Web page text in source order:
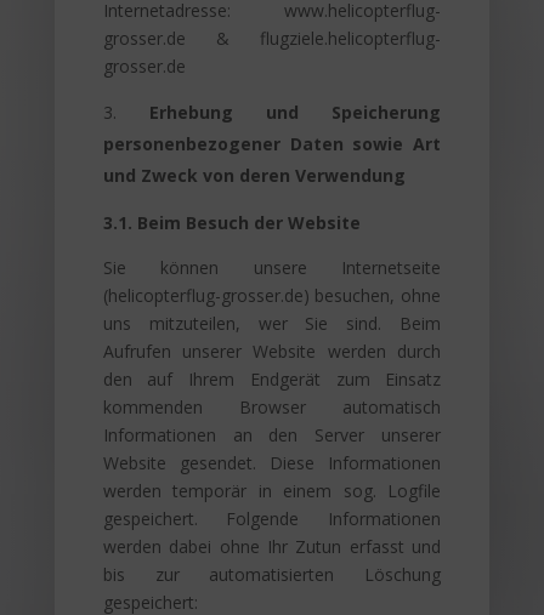
Internetadresse: www.helicopterflug-
grosser.de & flugziele.helicopterflug-
grosser.de
Erhebung und Speicherung
personenbezogener Daten sowie Art
und Zweck von deren Verwendung
3.1. Beim Besuch der Website
Sie können unsere Internetseite
(helicopterflug-grosser.de) besuchen, ohne
uns mitzuteilen, wer Sie sind. Beim
Aufrufen unserer Website werden durch
den auf Ihrem Endgerät zum Einsatz
kommenden Browser automatisch
Informationen an den Server unserer
Website gesendet. Diese Informationen
werden temporär in einem sog. Logfile
gespeichert. Folgende Informationen
werden dabei ohne Ihr Zutun erfasst und
bis zur automatisierten Löschung
gespeichert: